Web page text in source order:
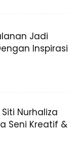
Sudah Lapuk.
Jadi
Inspirasi
Nurhaliza
Seni Kreatif &